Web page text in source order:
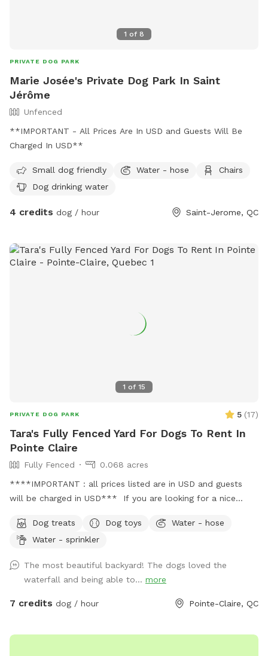
1 of 8
PRIVATE DOG PARK
Marie Josée's Private Dog Park In Saint
Jérôme
Unfenced
**IMPORTANT - All Prices Are In USD and Guests Will Be
Charged In USD**
Small dog friendly Water - hose
Chairs
Dog drinking water
4 credits dog / hour Saint-Jerome, QC
1 of 15
PRIVATE DOG PARK 5 (17)
Tara's Fully Fenced Yard For Dogs To Rent In
Pointe Claire
Fully Fenced
0.068 acres
****IMPORTANT : all prices listed are in USD and guests
will be charged in USD*** If you are looking for a nice
it is! The yard is fully fenced with a locking gate. There is a
lawn area, mulch area with a garden, and a gravel area.
and a hammock. There is a small waterfall with fresh
untreated water that dogs like to wade through and drink
from (the catch pond is a bit too small for swimming,
golden doodles and our late German Shepherd had plenty
Dog treats Dog toys
Water - hose
Water - sprinkler
The most beautiful backyard! The dogs loved the
waterfall and being able to... more
7 credits dog / hour Pointe-Claire, QC